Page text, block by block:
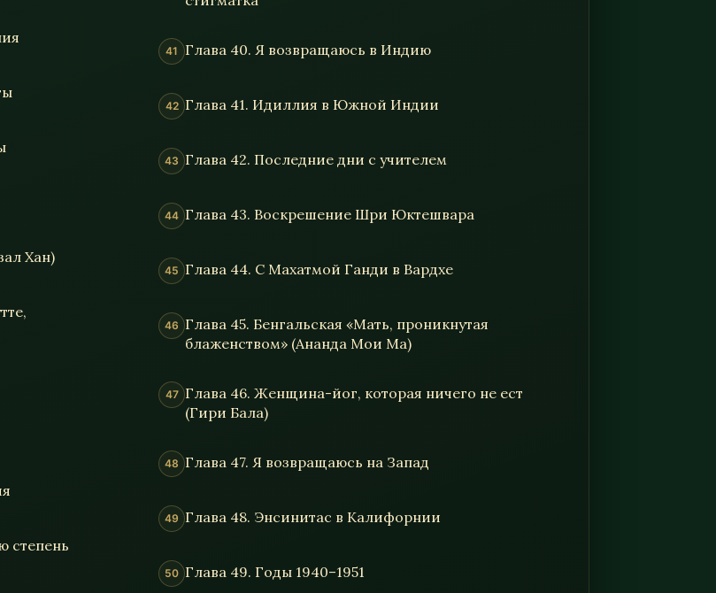
Хан)
степень
Глава 40. Я возвращаюсь в Индию
Глава 41. Идиллия в Южной Индии
Глава 42. Последние дни с учителем
Глава 43. Воскрешение Шри Юктешвара
Глава 44. С Махатмой Ганди в Вардхе
Глава 45. Бенгальская «Мать, проникнутая
блаженством» (Ананда Мои Ма)
Глава 46. Женщина-йог, которая ничего не ест
(Гири Бала)
Глава 47. Я возвращаюсь на Запад
Глава 48. Энсинитас в Калифорнии
Глава 49. Годы 1940–1951